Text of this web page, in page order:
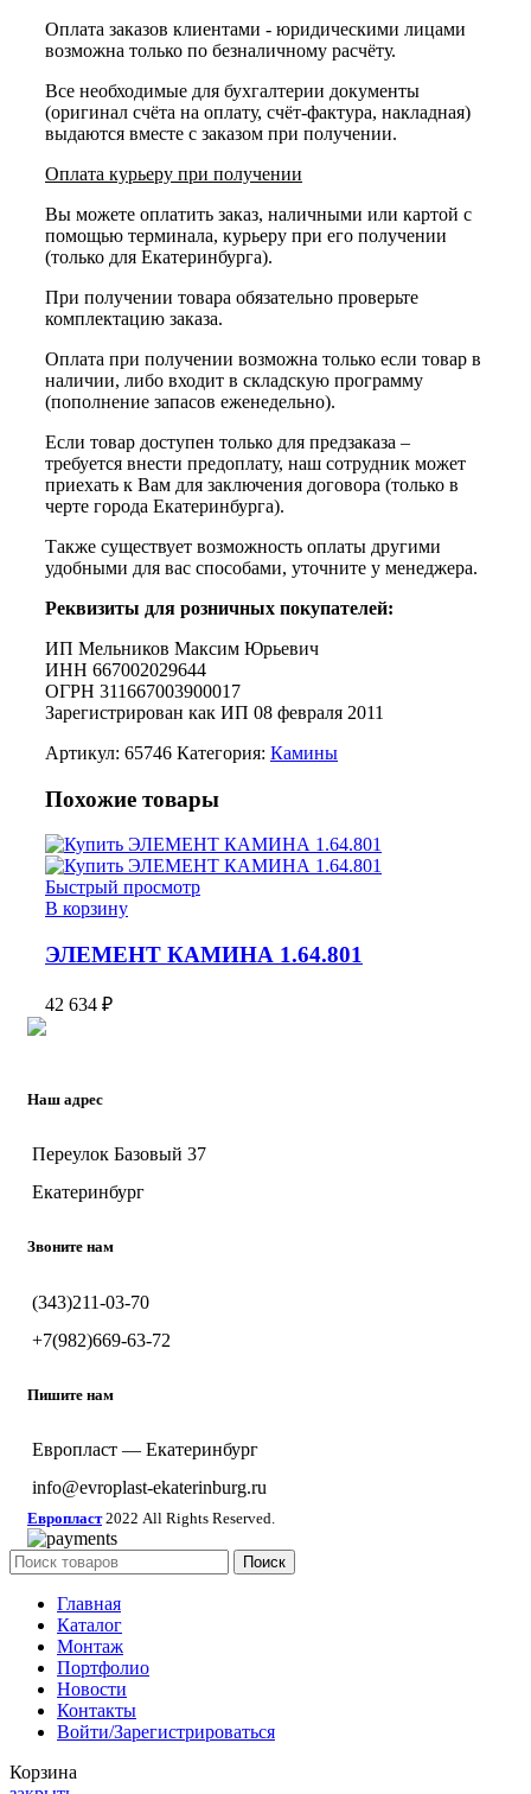
Оплата заказов клиентами - юридическими лицами
возможна только по безналичному расчёту.
Все необходимые для бухгалтерии документы
(оригинал счёта на оплату, счёт-фактура, накладная)
выдаются вместе с заказом при получении.
Оплата курьеру при получении
Вы можете оплатить заказ, наличными или картой с
помощью терминала, курьеру при его получении
(только для Екатеринбурга).
При получении товара обязательно проверьте
комплектацию заказа.
Оплата при получении возможна только если товар в
наличии, либо входит в складскую программу
(пополнение запасов еженедельно).
Если товар доступен только для предзаказа –
требуется внести предоплату, наш сотрудник может
приехать к Вам для заключения договора (только в
черте города Екатеринбурга).
Также существует возможность оплаты другими
удобными для вас способами, уточните у менеджера.
Реквизиты для розничных покупателей:
ИП Мельников Максим Юрьевич
ИНН 667002029644
ОГРН 311667003900017
Зарегистрирован как ИП 08 февраля 2011
Артикул: 65746 Категория: Камины
Похожие товары
Быстрый просмотр
В корзину
ЭЛЕМЕНТ КАМИНА 1.64.801
42 634 ₽
Наш адрес
Переулок Базовый 37
Екатеринбург
Звоните нам
(343)211-03-70
+7(982)669-63-72
Пишите нам
Европласт — Екатеринбург
info@evroplast-ekaterinburg.ru
Европласт 2022 All Rights Reserved.
Поиск
Главная
Каталог
Монтаж
Портфолио
Новости
Контакты
Войти/Зарегистрироваться
Корзина